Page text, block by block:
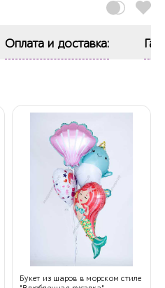
Оплата и доставка:
Букет из шаров в морском стиле